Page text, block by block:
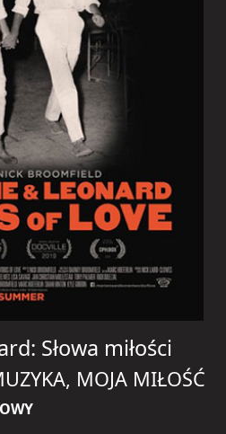
Słowa miłości
MOJA MIŁOŚĆ